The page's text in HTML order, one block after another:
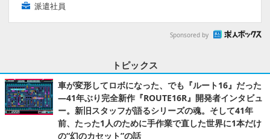
派遣社員
Sponsored by
トピックス
車が変形してロボになった、でも『ルート16』だった
―41年ぶり完全新作『ROUTE16R』開発者インタビュ
ー。新旧スタッフが語るシリーズの魂。そして41年
前、たった1人のために手作業で直した世界に1本だけ
の“幻のカセット”の話